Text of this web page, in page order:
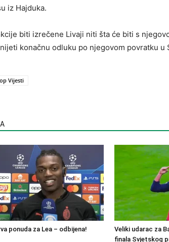
iz Hajduka.
biti izrečene Livaji niti šta će biti s
konačnu odluku po njegovom povratku u
Vijesti
ponuda za Lea – odbijena!
Veliki udarac za
finala Svjetskog